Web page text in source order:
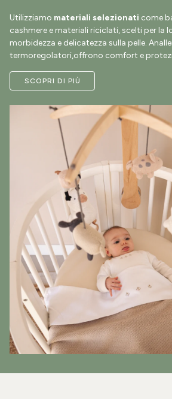
Utilizziamo materiali selezionati come
cashmere e materiali riciclati, scelti per la
morbidezza e delicatezza sulla pelle.
termoregolatori,offrono comfort e
SCOPRI DI PIÙ